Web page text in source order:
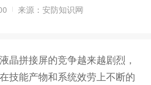
来源：安防知识网
晶拼接屏的竞争越来越剧烈，
技能产物和系统效劳上不断的